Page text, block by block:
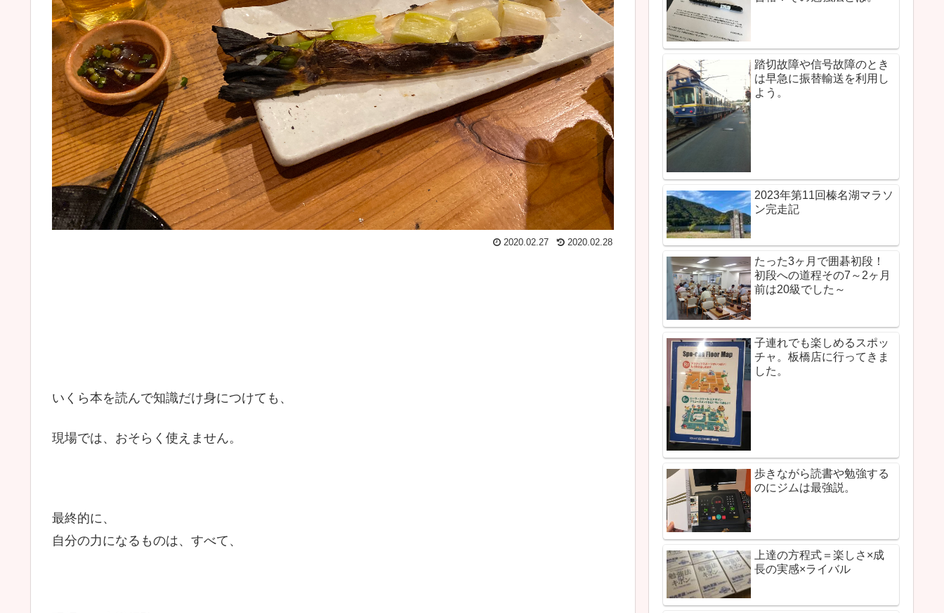
2020.02.28
2020.02.27
いくら本を読んで知識だけ身につけても、
現場では、おそらく使えません。
最終的に、
自分の力になるものは、すべて、
踏切故障や信号故障のとき
は早急に振替輸送を利用し
よう。
2023年第11回榛名湖マラソ
ン完走記
たった3ヶ月で囲碁初段！
初段への道程その7～2ヶ月
前は20級でした～
子連れでも楽しめるスポッ
チャ。板橋店に行ってきま
した。
歩きながら読書や勉強する
のにジムは最強説。
上達の方程式＝楽しさ×成
長の実感×ライバル